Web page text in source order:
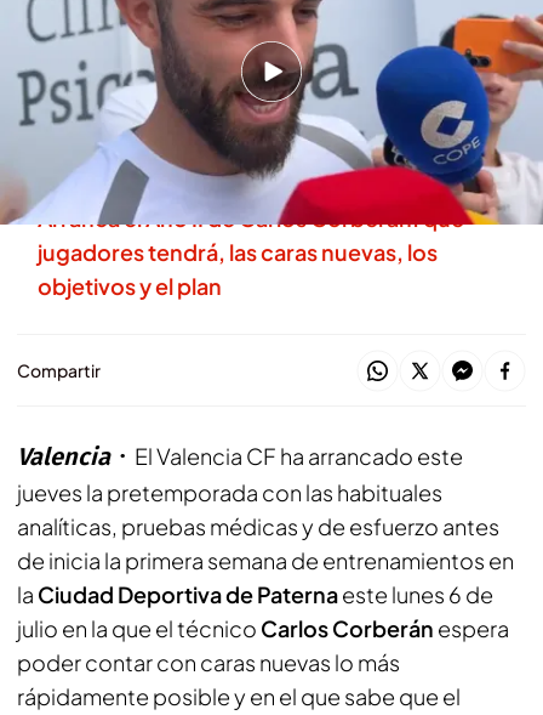
David Torres
02 JUL 2026 - 11:59h.
Gayà, Rioja, Hugo Duro, Rivero, Mario
Domínguez... empiezan las pruebas de
pretemporada
Arranca el Año II de Carlos Corberán: qué
jugadores tendrá, las caras nuevas, los
objetivos y el plan
Compartir
Valencia
El Valencia CF ha arrancado este
jueves la pretemporada con las habituales
analíticas, pruebas médicas y de esfuerzo antes
de inicia la primera semana de entrenamientos en
la Ciudad Deportiva de Paternaeste lunes 6 de
julio en la que el técnico Carlos Corberán espera
poder contar con caras nuevas lo más
rápidamente posible y en el que sabe que el